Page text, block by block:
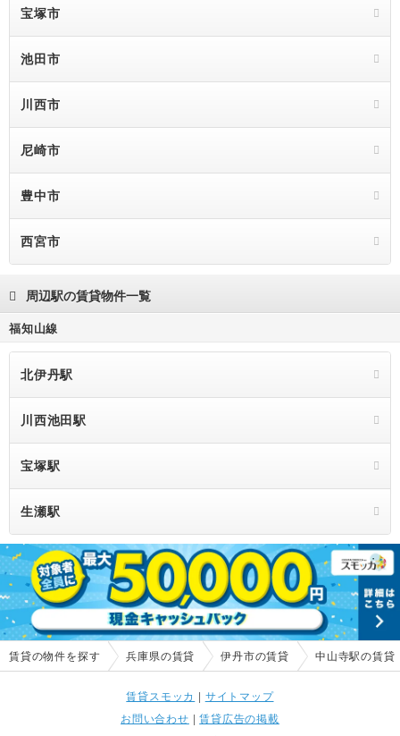
宝塚市
池田市
川西市
尼崎市
豊中市
西宮市
周辺駅の賃貸物件一覧
福知山線
北伊丹駅
川西池田駅
宝塚駅
生瀬駅
賃貸の物件を探す 兵庫県の賃貸 伊丹市の賃貸 中山寺駅の賃貸
賃貸スモッカ | サイトマップ
お問い合わせ |賃貸広告の掲載